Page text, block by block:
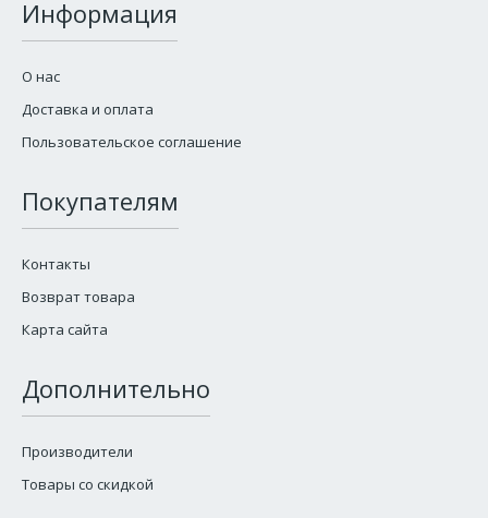
Информация
О нас
Доставка и оплата
Пользовательское соглашение
Покупателям
Контакты
Возврат товара
Карта сайта
Дополнительно
Производители
Товары со скидкой